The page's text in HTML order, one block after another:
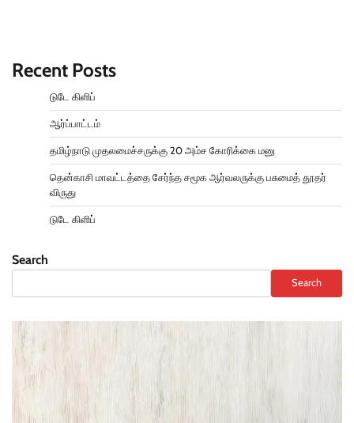
Recent Posts
டுடே கிளிப்
ஆர்ப்பாட்டம்
தமிழ்நாடு முதலமைச்சருக்கு 20 அம்ச கோரிக்கை மனு
தென்காசி மாவட்டத்தை சேர்ந்த சமூக ஆர்வலருக்கு பசுமைத் தூதர்
விருது
டுடே கிளிப்
Search
Search